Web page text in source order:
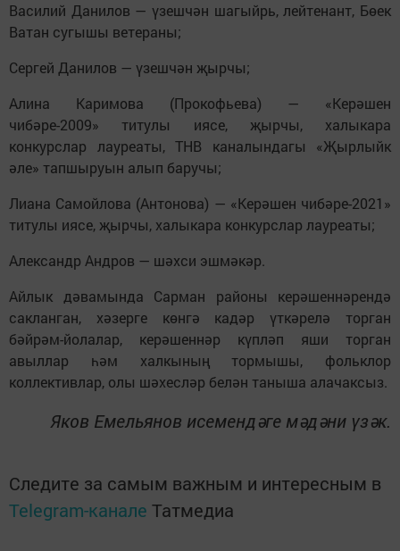
Василий Данилов — үзешчән шагыйрь, лейтенант, Бөек
Ватан сугышы ветераны;
Сергей Данилов — үзешчән җырчы;
Алина Каримова (Прокофьева) — «Керәшен
чибәре-2009» титулы иясе, җырчы, халыкара
конкурслар лауреаты, ТНВ каналындагы «Җырлыйк
әле» тапшыруын алып баручы;
Лиана Самойлова (Антонова) — «Керәшен чибәре-2021»
титулы иясе, җырчы, халыкара конкурслар лауреаты;
Александр Андров — шәхси эшмәкәр.
Айлык дәвамында Сарман районы керәшеннәрендә
сакланган, хәзерге көнгә кадәр үткәрелә торган
бәйрәм-йолалар, керәшеннәр күпләп яши торган
авыллар һәм халкының тормышы, фольклор
коллективлар, олы шәхесләр белән таныша алачаксыз.
Яков Емельянов исемендәге мәдәни үзәк.
Следите за самым важным и интересным в
Telegram-канале Татмедиа